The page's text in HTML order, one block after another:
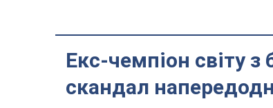
Екс-чемпіон світу
скандал